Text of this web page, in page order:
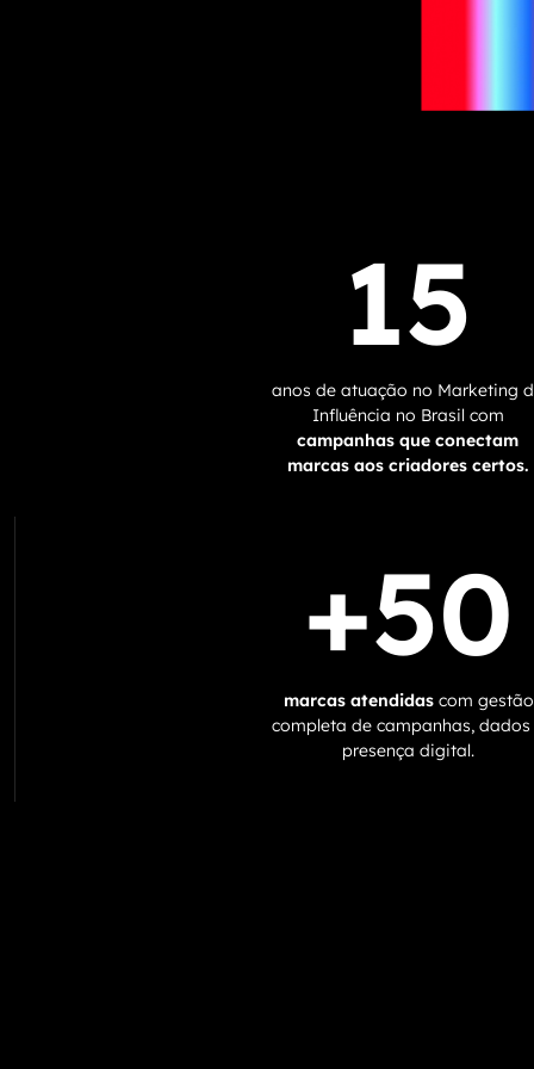
15
anos de atuação no Marketing
Influência no Brasil com
campanhas que conectam
marcas aos criadores certos.
+50
marcas atendidascom gestão
completa de campanhas, dados
presença digital.